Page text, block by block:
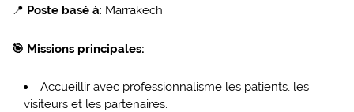
📍 Poste basé à: Marrakech
🎯 Missions principales:
Accueillir avec professionnalisme les patients, les
visiteurs et les partenaires.